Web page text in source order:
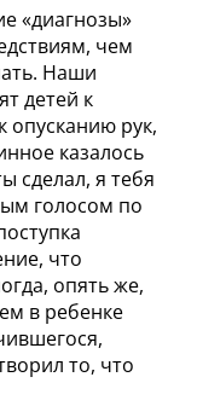
«диагнозы»
чем
Наши
детей к
опусканию рук,
казалось
сделал, я тебя
голосом по
что
опять же,
в ребенке
то, что